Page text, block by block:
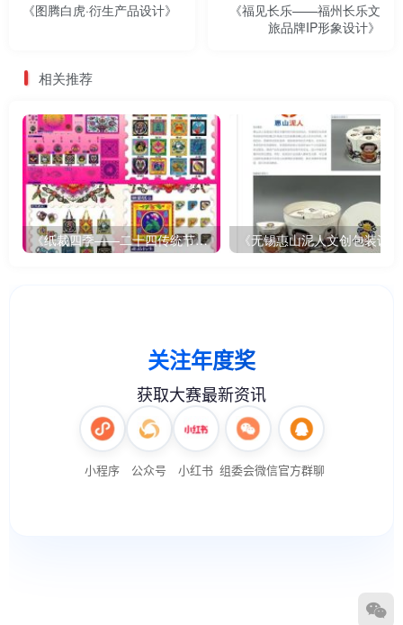
《图腾白虎·衍生产品设计》
《福见长乐——福州长乐文
旅品牌IP形象设计》
相关推荐
《纸裁四季——二十四传统节气文创设计》 《无锡惠山泥人文创包装设